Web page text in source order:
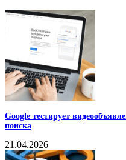
Google тестирует
поиска
21.04.2026